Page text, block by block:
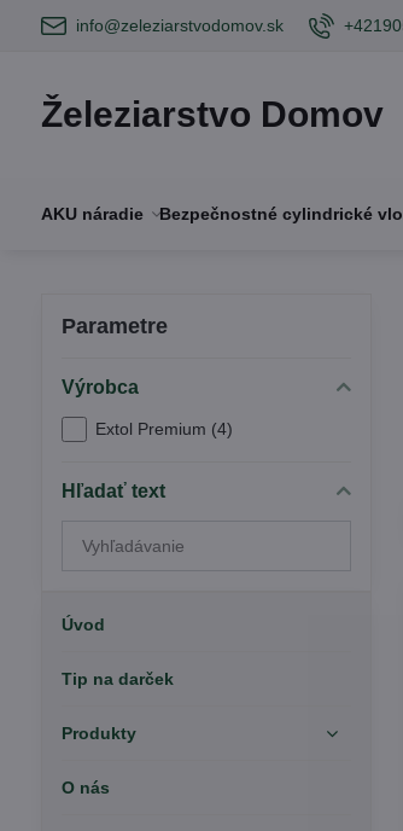
info@zeleziarstvodomov.sk
Železiarstvo Domov
AKU náradie Bezpečnostné cylindrické
Parametre
Výrobca
Extol Premium (4)
Hľadať text
výsledky
fulltextom
Úvod
Tip na darček
Produkty
O nás